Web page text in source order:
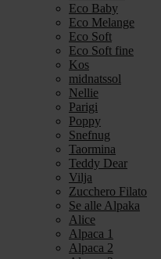
Eco Baby
Eco Melange
Eco Soft
Eco Soft fine
Kos
midnatssol
Nellie
Parigi
Poppy
Snefnug
Taormina
Teddy Dear
Vilja
Zucchero Filato
Se alle Alpaka
Alice
Alpaca 1
Alpaca 2